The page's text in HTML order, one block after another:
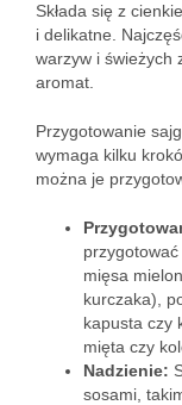
Składa się z
i delikatne.
warzyw i świeżych
aromat.
Przygotowanie
wymaga kilku
można je
mięsa
kurczaka),
kapusta czy
mięta czy
Nadzienie:
sosami,